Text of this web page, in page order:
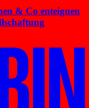
& Co enteignen